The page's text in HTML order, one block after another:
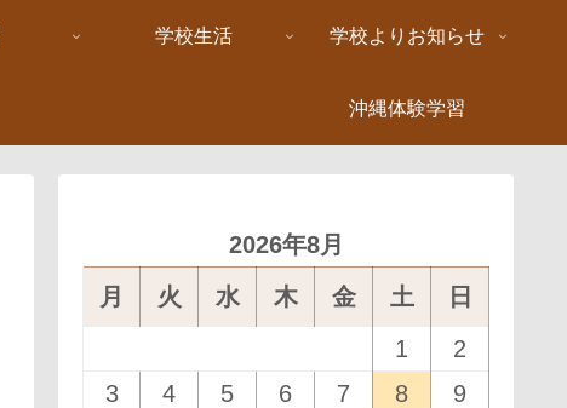
学校生活 学校よりお知らせ
沖縄体験学習
2026年8月
月
火 水 木 金 土
日
1
2
3
4 5 6 7 8
9